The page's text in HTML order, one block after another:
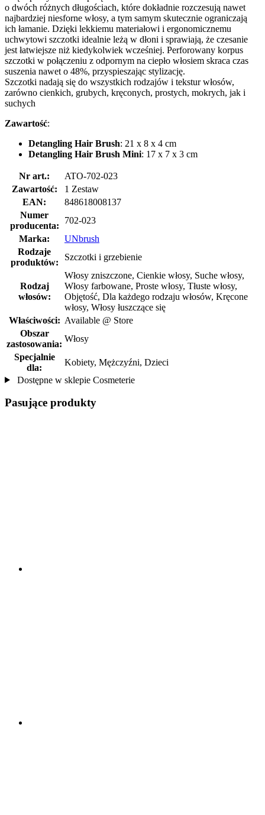
o dwóch różnych długościach, które dokładnie rozczesują nawet
najbardziej niesforne włosy, a tym samym skutecznie ograniczają
ich łamanie. Dzięki lekkiemu materiałowi i ergonomicznemu
uchwytowi szczotki idealnie leżą w dłoni i sprawiają, że czesanie
jest łatwiejsze niż kiedykolwiek wcześniej. Perforowany korpus
szczotki w połączeniu z odpornym na ciepło włosiem skraca czas
suszenia nawet o 48%, przyspieszając stylizację.
Szczotki nadają się do wszystkich rodzajów i tekstur włosów,
zarówno cienkich, grubych, kręconych, prostych, mokrych, jak i
suchych
Zawartość:
Detangling Hair Brush: 21 x 8 x 4 cm
Detangling Hair Brush Mini: 17 x 7 x 3 cm
Nr art.:
ATO-702-023
Zawartość:
1 Zestaw
EAN:
848618008137
Numer
producenta:
702-023
Marka:
UNbrush
Rodzaje
produktów:
Szczotki i grzebienie
Rodzaj
włosów:
Włosy zniszczone, Cienkie włosy, Suche włosy,
Włosy farbowane, Proste włosy, Tłuste włosy,
Objętość, Dla każdego rodzaju włosów, Kręcone
włosy, Włosy łuszczące się
Właściwości: Available @ Store
Obszar
zastosowania:
Włosy
Specjalnie
dla:
Kobiety, Mężczyźni, Dzieci
Dostępne w sklepie Cosmeterie
Pasujące produkty